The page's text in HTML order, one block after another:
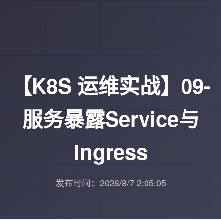
【K8S 运维实战】09-
服务暴露Service与
Ingress
发布时间：2026/8/7 2:05:05